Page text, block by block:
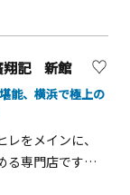
料と旨味を活か
食事に最適
立ち寄りやすい
翔記 新館
能、横浜で極上の
をメインに、
る専門店です。